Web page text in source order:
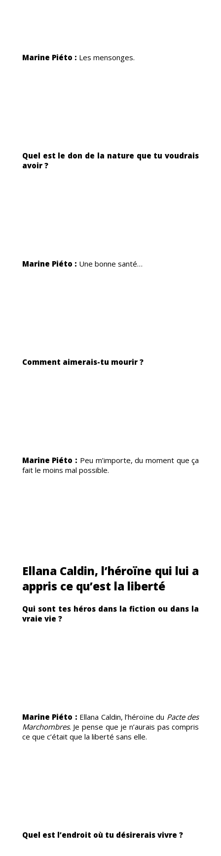
Marine Piéto : Les mensonges.
Quel est le don de la nature que tu voudrais
avoir ?
Marine Piéto : Une bonne santé…
Comment aimerais-tu mourir ?
Marine Piéto : Peu m’importe, du moment que ça
fait le moins mal possible.
Ellana Caldin, l’héroïne qui lui a
appris ce qu’est la liberté
Qui sont tes héros dans la fiction ou dans la
vraie vie ?
Marine Piéto : Ellana Caldin, l’héroïne du Pacte des
Marchombres. Je pense que je n’aurais pas compris
ce que c’était que la liberté sans elle.
Quel est l’endroit où tu désirerais vivre ?